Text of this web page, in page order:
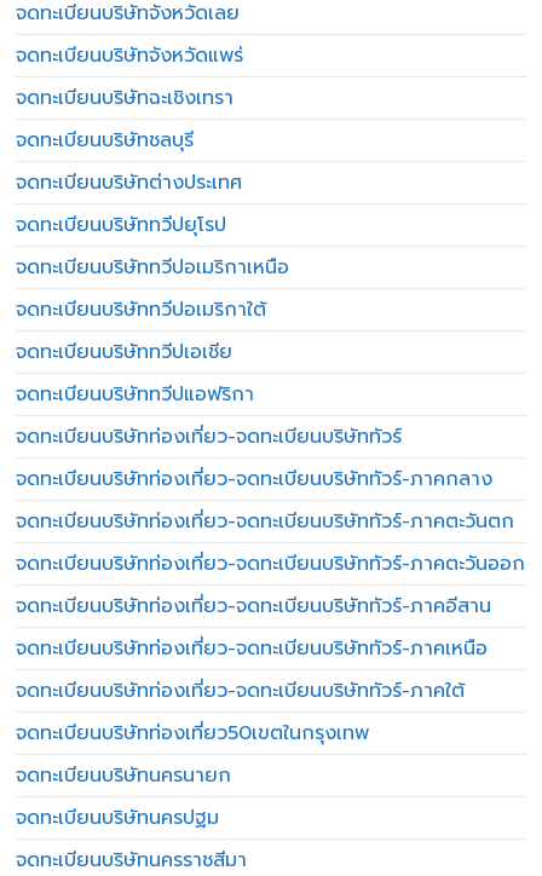
จดทะเบียนบริษัทจังหวัดเลย
จดทะเบียนบริษัทจังหวัดแพร่
จดทะเบียนบริษัทฉะเชิงเทรา
จดทะเบียนบริษัทชลบุรี
จดทะเบียนบริษัทต่างประเทศ
จดทะเบียนบริษัททวีปยุโรป
จดทะเบียนบริษัททวีปอเมริกาเหนือ
จดทะเบียนบริษัททวีปอเมริกาใต้
จดทะเบียนบริษัททวีปเอเชีย
จดทะเบียนบริษัททวีปแอฟริกา
จดทะเบียนบริษัทท่องเที่ยว-จดทะเบียนบริษัททัวร์
จดทะเบียนบริษัทท่องเที่ยว-จดทะเบียนบริษัททัวร์-ภาคกลาง
จดทะเบียนบริษัทท่องเที่ยว-จดทะเบียนบริษัททัวร์-ภาคตะวันตก
จดทะเบียนบริษัทท่องเที่ยว-จดทะเบียนบริษัททัวร์-ภาคตะวันออก
จดทะเบียนบริษัทท่องเที่ยว-จดทะเบียนบริษัททัวร์-ภาคอีสาน
จดทะเบียนบริษัทท่องเที่ยว-จดทะเบียนบริษัททัวร์-ภาคเหนือ
จดทะเบียนบริษัทท่องเที่ยว-จดทะเบียนบริษัททัวร์-ภาคใต้
จดทะเบียนบริษัทท่องเที่ยว50เขตในกรุงเทพ
จดทะเบียนบริษัทนครนายก
จดทะเบียนบริษัทนครปฐม
จดทะเบียนบริษัทนครราชสีมา